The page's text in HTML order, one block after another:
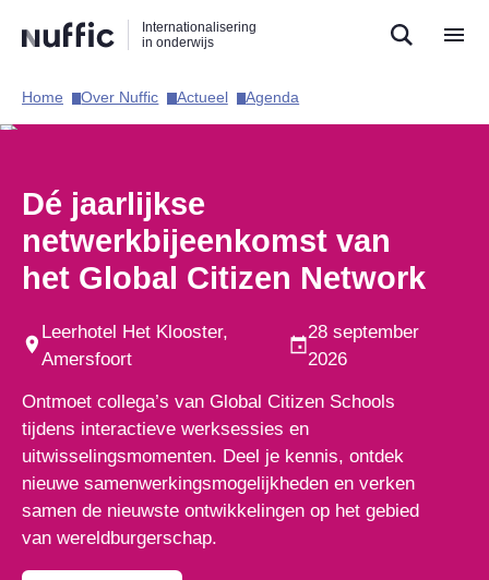
naar
zoekfunctie
naar
hoofdnavigatie
naar
inhoud
Internationalisering
in onderwijs
Hoofdnavigatie
Home​ Over Nuffic​ Actueel​ Agenda​
Dé jaarlijkse
netwerkbijeenkomst van
het Global Citizen Network
Leerhotel Het Klooster,
Amersfoort
28 september
2026
Ontmoet collega’s van Global Citizen Schools
tijdens interactieve werksessies en
uitwisselingsmomenten. Deel je kennis, ontdek
nieuwe samenwerkingsmogelijkheden en verken
samen de nieuwste ontwikkelingen op het gebied
van wereldburgerschap.